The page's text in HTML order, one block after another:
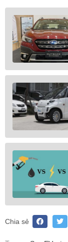
Chia sẻ